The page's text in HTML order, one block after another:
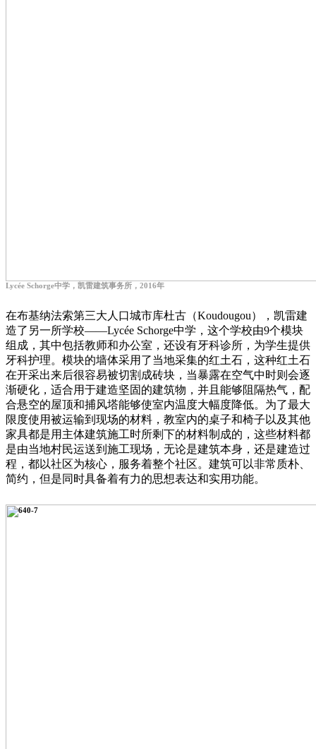
Lycée Schorge中学，凯雷建筑事务所，2016年
在布基纳法索第三大人口城市库杜古 （Koudougou），凯雷建
造了另一所学校——Lycée Schorge中学，这个学校由9个模块
组成，其中包括教师和办公室，还设有牙科诊所，为学生提供
牙科护理。模块的墙体采用了当地采集的红土石，这种红土石
在开采出来后很容易被切割成砖块，当暴露在空气中时则会逐
渐硬化，适合用于建造坚固的建筑物，并且能够阻隔热气，配
合悬空的屋顶和捕风塔能够使室内温度大幅度降低。为了最大
限度使用被运输到现场的材料，教室内的桌子和椅子以及其他
家具都是用主体建筑施工时所剩下的材料制成的，这些材料都
是由当地村民运送到施工现场，无论是建筑本身，还是建造过
程，都以社区为核心，服务着整个社区。建筑可以非常质朴、
简约，但是同时具备着有力的思想表达和实用功能。